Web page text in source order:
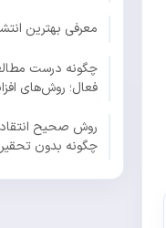
معرفی بهترین
چگونه درست
فعال؛ روش‌های
روش صحیح انتقاد
چگونه بدون تحقیر